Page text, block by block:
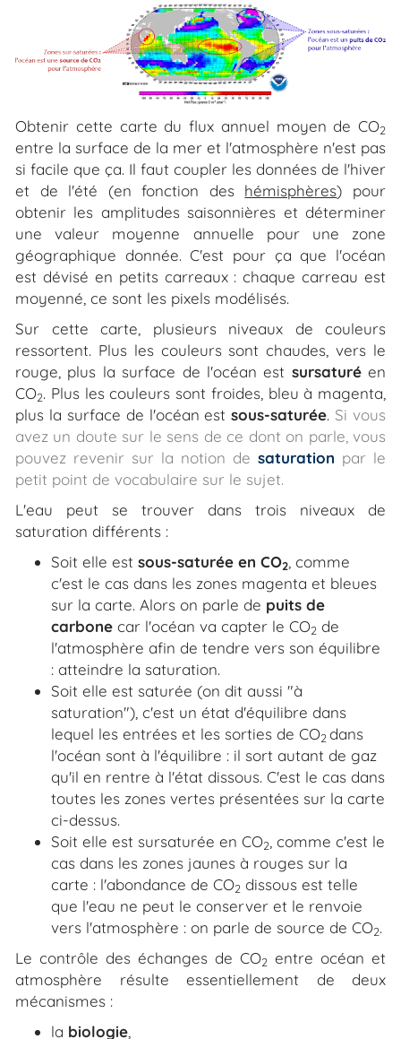
Obtenir cette carte du flux annuel moyen de CO2
entre la surface de la mer et l'atmosphère n'est pas
si facile que ça. Il faut coupler les données de l'hiver
et de l'été (en fonction des hémisphères) pour
obtenir les amplitudes saisonnières et déterminer
une valeur moyenne annuelle pour une zone
géographique donnée. C'est pour ça que l'océan
est dévisé en petits carreaux : chaque carreau est
moyenné, ce sont les pixels modélisés.
Sur cette carte, plusieurs niveaux de couleurs
ressortent. Plus les couleurs sont chaudes, vers le
rouge, plus la surface de l'océan est sursaturé en
CO2. Plus les couleurs sont froides, bleu à magenta,
plus la surface de l'océan estsous-saturée. Si vous
avez un doute sur le sens de ce dont on parle, vous
pouvez revenir sur la notion de saturation par le
petit point de vocabulaire sur le sujet.
L'eau peut se trouver dans trois niveaux de
saturation différents :
Soit elle est sous-saturée en CO2 , comme
c'est le cas dans les zones magenta et bleues
sur la carte. Alors on parle de puits de
carbone car l'océan va capter le CO2 de
l'atmosphère afin de tendre vers son équilibre
: atteindre la saturation.
Soit elle est saturée (on dit aussi "à
saturation"), c'est un état d'équilibre dans
lequel les entrées et les sorties de CO2dans
l'océan sont à l'équilibre : il sort autant de gaz
qu'il en rentre à l'état dissous. C'est le cas dans
toutes les zones vertes présentées sur la carte
ci-dessus.
Soit elle est sursaturée en CO2 , comme c'est le
cas dans les zones jaunes à rouges sur la
carte : l'abondance de CO2 dissous est telle
que l'eau ne peut le conserver et le renvoie
vers l'atmosphère : on parle de source de CO2.
Le contrôle des échanges de CO2 entre océan et
atmosphère résulte essentiellement de deux
mécanismes :
la biologie